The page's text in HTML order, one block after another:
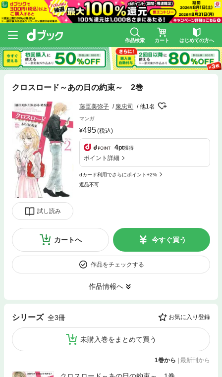
作品検索 カート はじめての方へ
クロスロード～あの日の約束～ 2巻
試し読み
藤臣美弥子 泉忠司 他1名
マンガ
495(税込)
4pt獲得
ポイント詳細
dカード利用でさらにポイント+2%
返品不可
カートへ 今すぐ買う
作品をチェックする
作品情報へ
シリーズ 全3冊 お気に入り登録
未購入巻をまとめて買う
1巻から 最新刊から